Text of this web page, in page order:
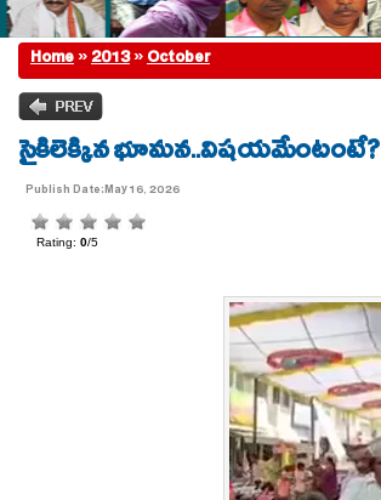
Home»2013»October
సైకిలెక్కిన భూమన..విషయమేంటంటే?
Publish Date:May 16, 2026